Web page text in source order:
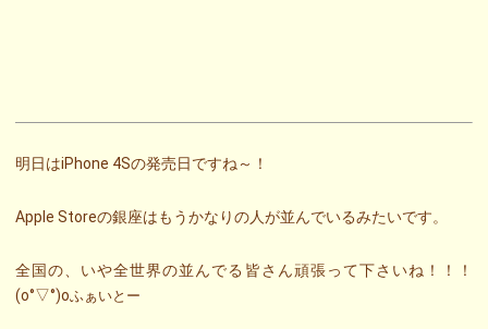
明日はiPhone 4Sの発売日ですね～！
Apple Storeの銀座はもうかなりの人が並んでいるみたいです。
全国の、いや全世界の並んでる皆さん頑張って下さいね！！！
(o°▽°)oふぁいとー